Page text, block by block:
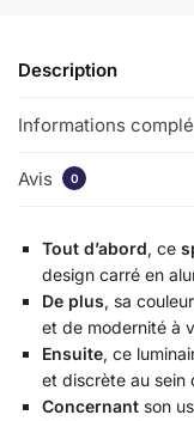
Description
Informations
Avis 0
Tout d’abord, ce
design carré en
De plus, sa
et de modernité à
Ensuite, ce
et discrète au sein
Concernant son